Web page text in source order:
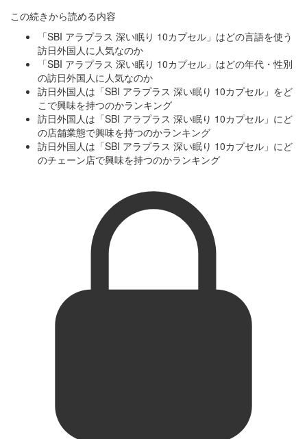
この続きから読める内容
「SBI アラプラス 深い眠り 10カプセル」はどの言語を使う
訪日外国人に人気なのか
「SBI アラプラス 深い眠り 10カプセル」はどの年代・性別
の訪日外国人に人気なのか
訪日外国人は「SBI アラプラス 深い眠り 10カプセル」をど
こで興味を持つのかランキング
訪日外国人は「SBI アラプラス 深い眠り 10カプセル」にど
の店舗業態で興味を持つのかランキング
訪日外国人は「SBI アラプラス 深い眠り 10カプセル」にど
のチェーン店で興味を持つのかランキング